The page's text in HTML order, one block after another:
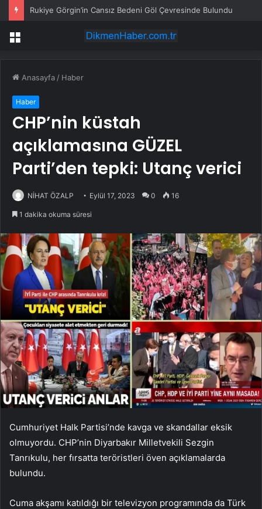
Rukiye Görgin’in Cansız Bedeni Göl Çevresinde Bulundu
Menü
Anasayfa / Haber
Haber
CHP’nin küstah
açıklamasına GÜZEL
Parti’den tepki: Utanç verici
NİHAT ÖZALP Eylül 17, 2023 0 16
1 dakika okuma süresi
Cumhuriyet Halk Partisi’nde kavga ve skandallar eksik
olmuyordu. CHP’nin Diyarbakır Milletvekili Sezgin
Tanrıkulu, her fırsatta teröristleri öven açıklamalarda
bulundu.
Cuma akşamı katıldığı bir televizyon programında da Türk